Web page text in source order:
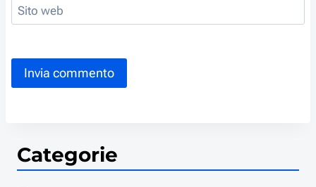
Sito web
Categorie